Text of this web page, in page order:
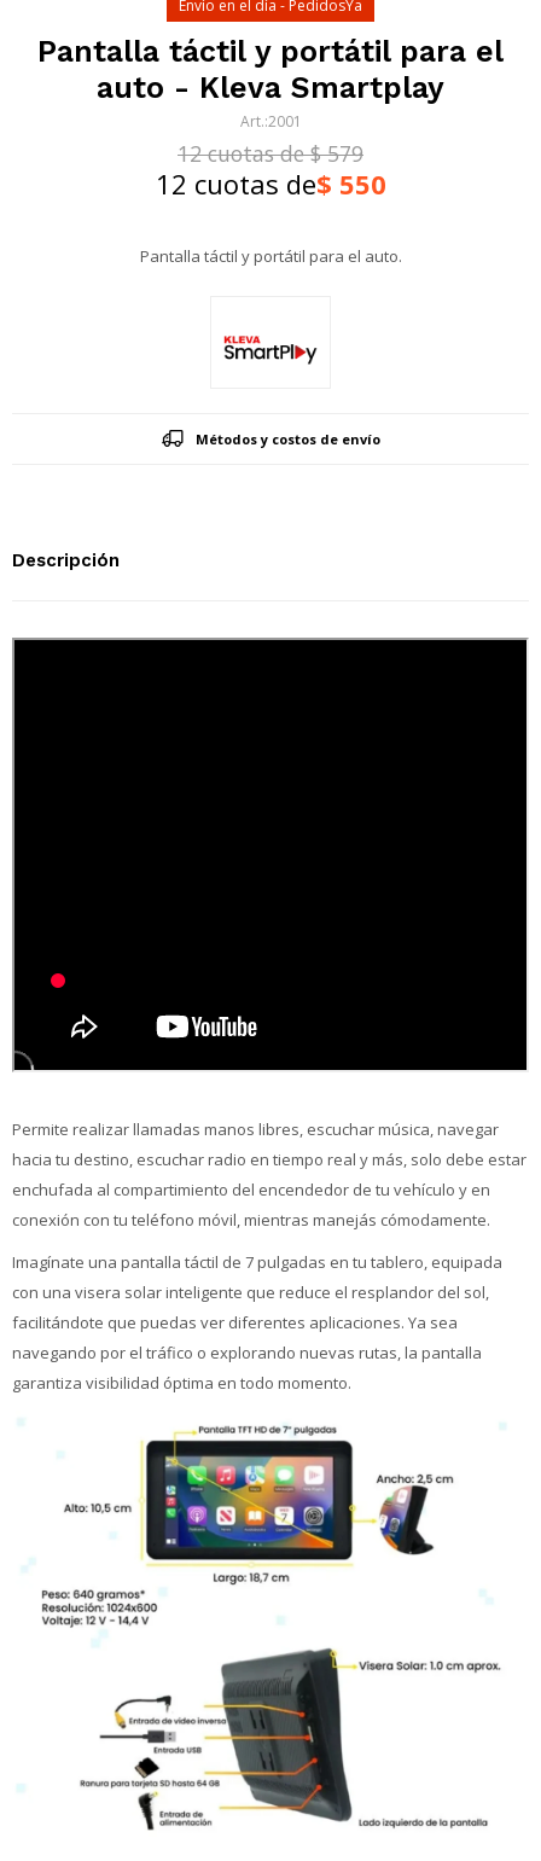
Envío en el día - PedidosYa
Pantalla táctil y portátil para el
auto - Kleva Smartplay
2001
12 cuotas de $ 579
12 cuotas de$ 550
Pantalla táctil y portátil para el auto.
Métodos y costos de envío
Descripción
Permite realizar llamadas manos libres, escuchar música, navegar
hacia tu destino, escuchar radio en tiempo real y más, solo debe estar
enchufada al compartimiento del encendedor de tu vehículo y en
conexión con tu teléfono móvil, mientras manejás cómodamente.
Imagínate una pantalla táctil de 7 pulgadas en tu tablero, equipada
con una visera solar inteligente que reduce el resplandor del sol,
facilitándote que puedas ver diferentes aplicaciones. Ya sea
navegando por el tráfico o explorando nuevas rutas, la pantalla
garantiza visibilidad óptima en todo momento.